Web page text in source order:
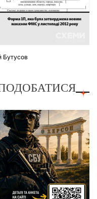
Бутусов